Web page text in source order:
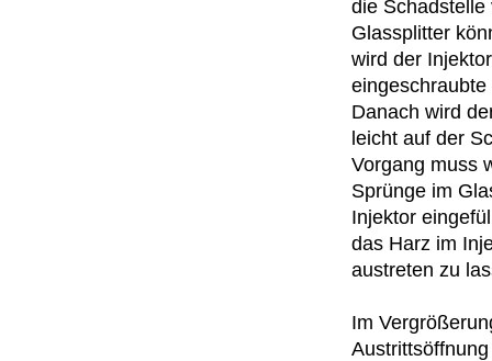
die
Glassplitter
wird der
Danach wird
leicht auf der
Vorgang muss
Sprünge im
Injektor
das Harz im
austreten zu
Im